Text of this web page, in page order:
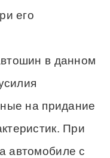
его
в данном
на придание
При
автомобиле с